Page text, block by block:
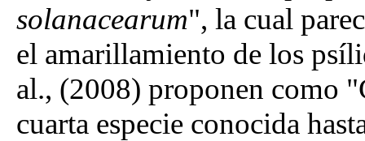
solanacearum", la cual
el amarillamiento de los
al., (2008) proponen como
cuarta especie conocida